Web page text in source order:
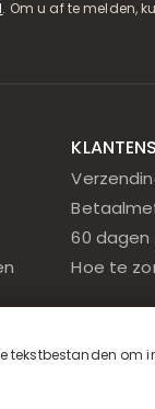
. Om u af te melden,
60
Hoe te
tekstbestanden om